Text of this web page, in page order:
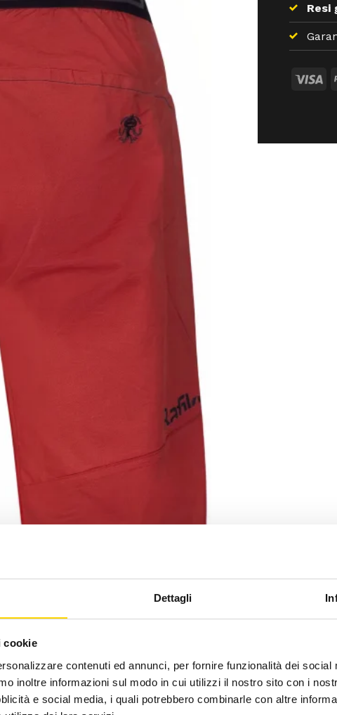
Dettagli
cookie
contenuti ed annunci, per fornire funzionalità dei social
inoltre informazioni sul modo in cui utilizzi il nostro sito con i
e social media, i quali potrebbero combinarle con altre
Resi
Pagamenti Sicuri